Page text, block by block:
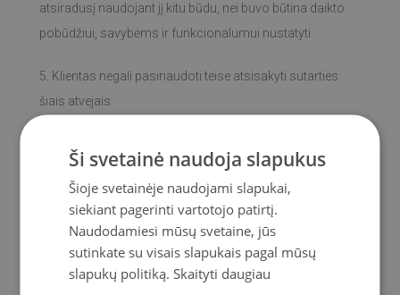
atsiradusį naudojant jį kitu būdu, nei buvo būtina daikto
pobūdžiui, savybėms ir funkcionalumui nustatyti.
5. Klientas negali pasinaudoti teise atsisakyti sutarties
šiais atvejais:
daiktas, pagamintas pagal vartotojo specifikacijas arba
skirtas jo individualiems poreikiams tenkinti,
- jei tai yra sutartys, kurių objektas yra prekė, pristatyta
uždaroje pakuotėje, kurios negalima grąžinti atidarius
pakuotę dėl sveikatos ar higienos reikalavimų, jei pakuotė
Ši svetainė naudoja slapukus
Šioje svetainėje naudojami slapukai,
siekiant pagerinti vartotojo patirtį.
Naudodamiesi mūsų svetaine, jūs
sutinkate su visais slapukais pagal mūsų
slapukų politiką.Skaityti daugiau